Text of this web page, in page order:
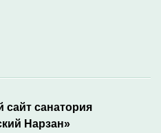
санатория
Нарзан»